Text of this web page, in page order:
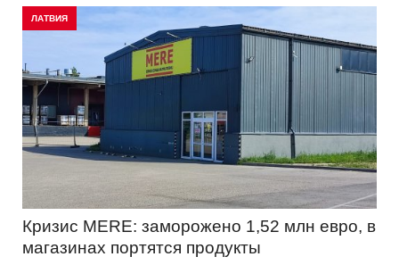
ЛАТВИЯ
Кризис MERE: заморожено 1,52 млн евро, в
магазинах портятся продукты